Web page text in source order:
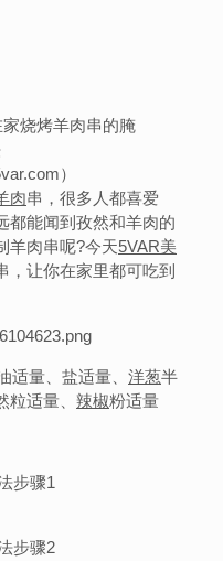
）
肉串，很多人都喜爱
都能闻到孜然和羊肉的
羊肉串呢?今天5VAR美
，让你在家里都可吃到
适量、盐适量、 洋葱半
适量、 辣椒粉适量